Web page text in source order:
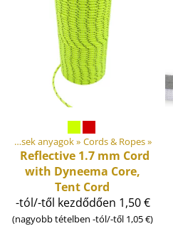
Csináld magad! Szabadtéri felszerelések anyagok‪» Cords & Ropes‪»
Reflective 1.7 mm Cord
with Dyneema Core,
Tent Cord
-tól/-től kezdődően 1,50 €
(nagyobb tételben -tól/-től 1,05 €)